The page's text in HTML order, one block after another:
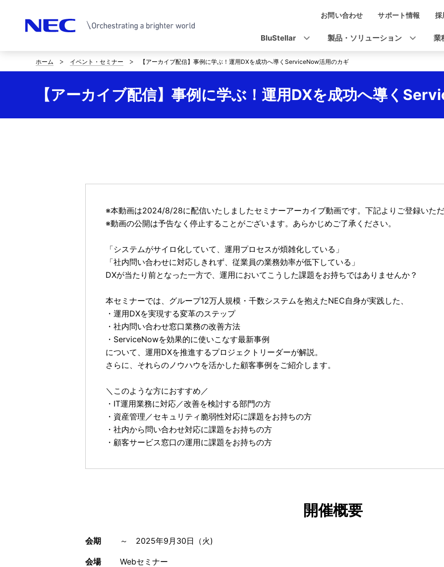
ゲ
ー
シ
お問い合わせ サポート情報 採
BluStellar 製品・ソリューション 業
サ
イ
ト
ホーム イベント・セミナー 【アーカイブ配信】事例に学ぶ！運用DXを成功へ導くServiceNow活用のカギ
【アーカイブ配信】事例に学ぶ！運用DXを成功へ導く
※本動画は2024/8/28に配信いたしましたセミナーアーカイブ動画です。下記よりご登録いただ
※動画の公開は予告なく停止することがございます。あらかじめご了承ください。
「システムがサイロ化していて、運用プロセスが煩雑化している」
「社内問い合わせに対応しきれず、従業員の業務効率が低下している」
DXが当たり前となった一方で、運用においてこうした課題をお持ちではありませんか？
本セミナーでは、グループ12万人規模・千数システムを抱えたNEC自身が実践した、
・運用DXを実現する変革のステップ
・社内問い合わせ窓口業務の改善方法
・ServiceNowを効果的に使いこなす最新事例
について、運用DXを推進するプロジェクトリーダーが解説。
さらに、それらのノウハウを活かした顧客事例をご紹介します。
＼このような方におすすめ／
・IT運用業務に対応／改善を検討する部門の方
・資産管理／セキュリティ脆弱性対応に課題をお持ちの方
・社内から問い合わせ対応に課題をお持ちの方
・顧客サービス窓口の運用に課題をお持ちの方
開催概要
会期 ～ 2025年9月30日（火)
会場
Webセミナー